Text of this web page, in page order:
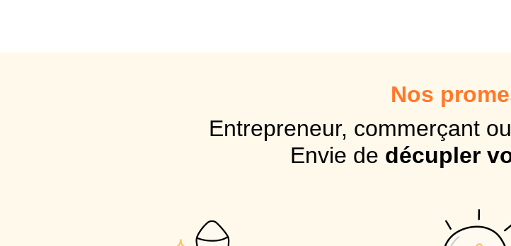
Nos
Entrepreneur, commerçant
Envie de décupler